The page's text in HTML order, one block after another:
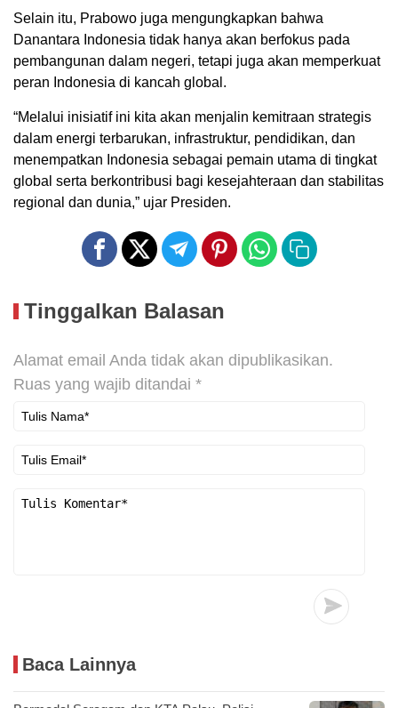
Selain itu, Prabowo juga mengungkapkan bahwa
Danantara Indonesia tidak hanya akan berfokus pada
pembangunan dalam negeri, tetapi juga akan memperkuat
peran Indonesia di kancah global.
“Melalui inisiatif ini kita akan menjalin kemitraan strategis
dalam energi terbarukan, infrastruktur, pendidikan, dan
menempatkan Indonesia sebagai pemain utama di tingkat
global serta berkontribusi bagi kesejahteraan dan stabilitas
regional dan dunia,” ujar Presiden.
Tinggalkan Balasan
Alamat email Anda tidak akan dipublikasikan.
Ruas yang wajib ditandai *
Baca Lainnya